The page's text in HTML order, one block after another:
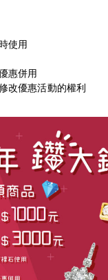
使用
惠併用
改優惠活動的權利